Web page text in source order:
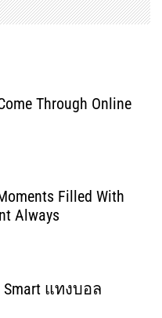
Through Online
Filled With
Always
Smart แทงบอล